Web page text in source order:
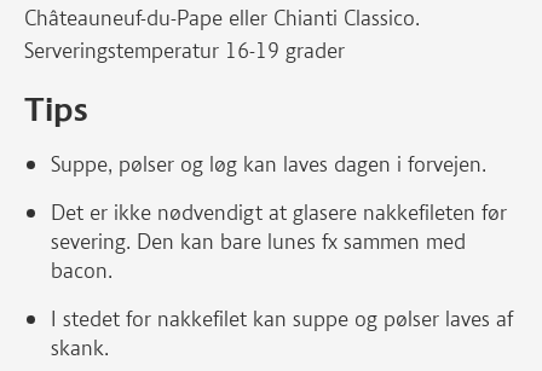
Châteauneuf-du-Pape eller Chianti Classico.
Serveringstemperatur 16-19 grader
Tips
Suppe, pølser og løg kan laves dagen i forvejen.
Det er ikke nødvendigt at glasere nakkefileten før
severing. Den kan bare lunes fx sammen med
bacon.
I stedet for nakkefilet kan suppe og pølser laves af
skank.